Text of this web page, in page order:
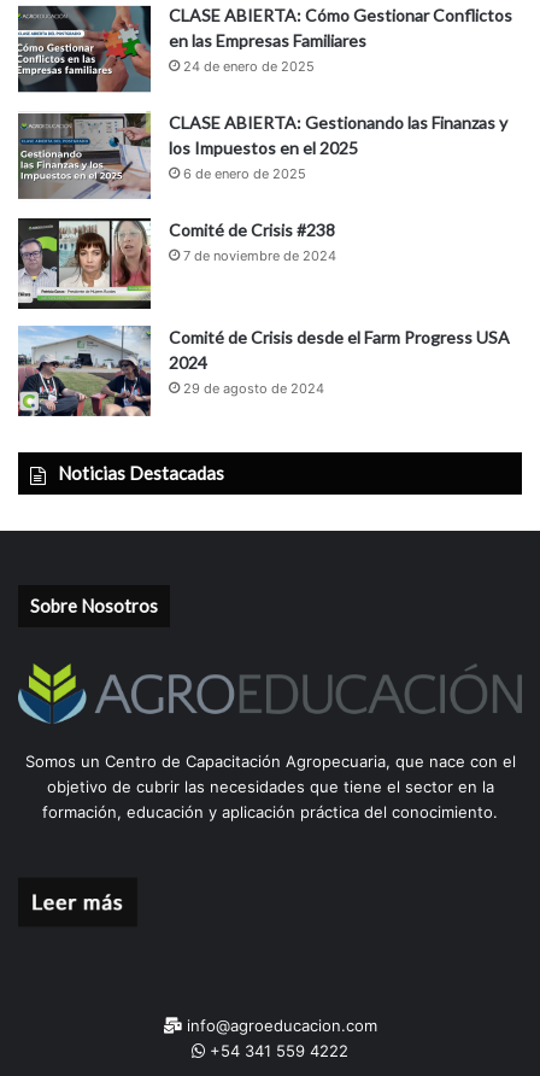
CLASE ABIERTA: Cómo Gestionar Conflictos
en las Empresas Familiares
24 de enero de 2025
CLASE ABIERTA: Gestionando las Finanzas y
los Impuestos en el 2025
6 de enero de 2025
Comité de Crisis #238
7 de noviembre de 2024
Comité de Crisis desde el Farm Progress USA
2024
29 de agosto de 2024
Noticias Destacadas
Sobre Nosotros
Somos un Centro de Capacitación Agropecuaria, que nace con el
objetivo de cubrir las necesidades que tiene el sector en la
formación, educación y aplicación práctica del conocimiento.
info@agroeducacion.com
+54 341 559 4222